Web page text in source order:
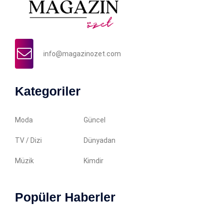
info@magazinozet.com
Kategoriler
Moda Güncel
TV / Dizi Dünyadan
Müzik Kimdir
Popüler Haberler